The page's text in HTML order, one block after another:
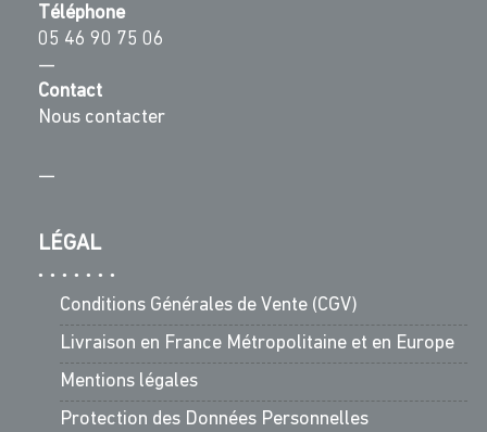
Téléphone
05 46 90 75 06
—
Contact
Nous contacter
—
LÉGAL
Conditions Générales de Vente (CGV)
Livraison en France Métropolitaine et en Europe
Mentions légales
Protection des Données Personnelles